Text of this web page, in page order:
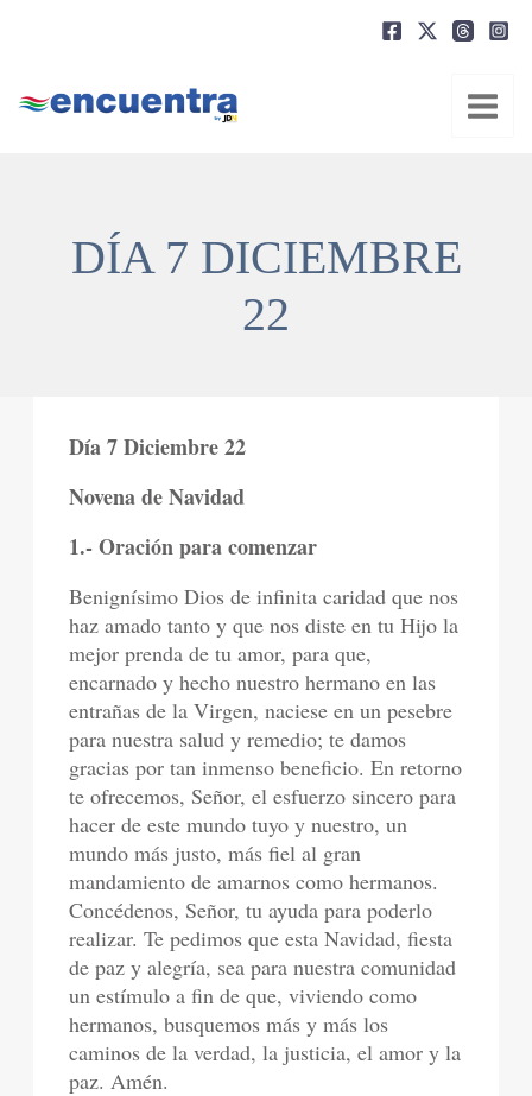
DÍA 7 DICIEMBRE
22
Día 7 Diciembre 22
Novena de Navidad
1.- Oración para comenzar
Benignísimo Dios de infinita caridad que nos
haz amado tanto y que nos diste en tu Hijo la
mejor prenda de tu amor, para que,
encarnado y hecho nuestro hermano en las
entrañas de la Virgen, naciese en un pesebre
para nuestra salud y remedio; te damos
gracias por tan inmenso beneficio. En retorno
te ofrecemos, Señor, el esfuerzo sincero para
hacer de este mundo tuyo y nuestro, un
mundo más justo, más fiel al gran
mandamiento de amarnos como hermanos.
Concédenos, Señor, tu ayuda para poderlo
realizar. Te pedimos que esta Navidad, fiesta
de paz y alegría, sea para nuestra comunidad
un estímulo a fin de que, viviendo como
hermanos, busquemos más y más los
caminos de la verdad, la justicia, el amor y la
paz. Amén.